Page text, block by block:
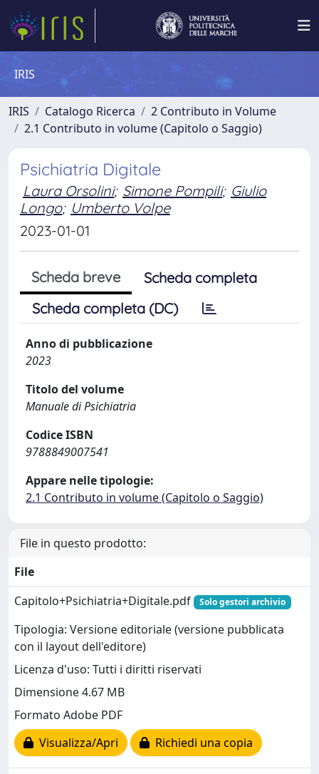
IRIS
IRIS Catalogo Ricerca
2 Contributo in Volume
2.1 Contributo in volume (Capitolo o Saggio)
Psichiatria Digitale
Laura Orsolini; Simone Pompili; Giulio
Longo; Umberto Volpe
2023-01-01
Scheda breve
Scheda completa
Scheda completa (DC)
Anno di pubblicazione
2023
Titolo del volume
Manuale di Psichiatria
Codice ISBN
9788849007541
Appare nelle tipologie:
2.1 Contributo in volume (Capitolo o Saggio)
File in questo prodotto:
File
Capitolo+Psichiatria+Digitale.pdf
Solo gestori archivio
Tipologia: Versione editoriale (versione pubblicata
con il layout dell'editore)
Licenza d'uso: Tutti i diritti riservati
Dimensione 4.67 MB
Formato Adobe PDF
Visualizza/Apri
Richiedi una copia